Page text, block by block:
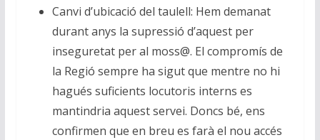
Canvi d’ubicació del taulell: Hem demanat
durant anys la supressió d’aquest per
inseguretat per al moss@. El compromís de
la Regió sempre ha sigut que mentre no hi
hagués suficients locutoris interns es
mantindria aquest servei. Doncs bé, ens
confirmen que en breu es farà el nou accés